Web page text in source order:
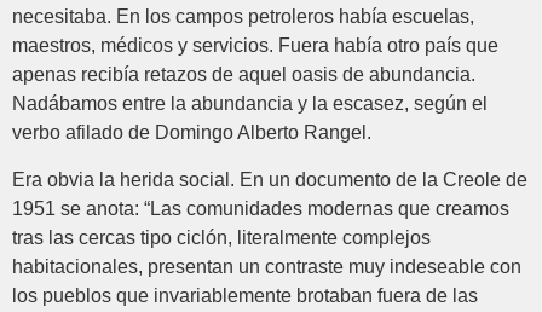
necesitaba. En los campos petroleros había escuelas,
maestros, médicos y servicios. Fuera había otro país que
apenas recibía retazos de aquel oasis de abundancia.
Nadábamos entre la abundancia y la escasez, según el
verbo afilado de Domingo Alberto Rangel.
Era obvia la herida social. En un documento de la Creole de
1951 se anota: “Las comunidades modernas que creamos
tras las cercas tipo ciclón, literalmente complejos
habitacionales, presentan un contraste muy indeseable con
los pueblos que invariablemente brotaban fuera de las